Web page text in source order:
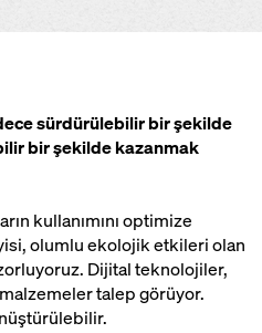
sürdürülebilir bir şekilde
bir şekilde kazanmak
kullanımını optimize
olumlu ekolojik etkileri olan
Dijital teknolojiler,
talep görüyor.